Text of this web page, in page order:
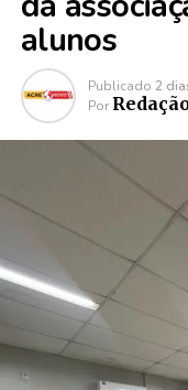
alunos
Publicado 2
Por